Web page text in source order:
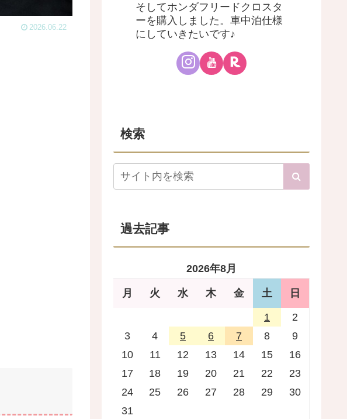
2026.06.22
そしてホンダフリードクロスタ
ーを購入しました。車中泊仕様
にしていきたいです♪
検索
過去記事
2026年8月
月 火 水 木 金 土 日
1
2
3
4 5 6 7 8
9
10
11 12 13 14 15
16
17
18 19 20 21 22
23
24
25 26 27 28 29
30
31